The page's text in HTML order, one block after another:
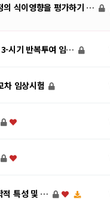
의 식이영향을 평가하기 …
3-시기 반복투여 임…
차 임상시험
적 특성 및 …